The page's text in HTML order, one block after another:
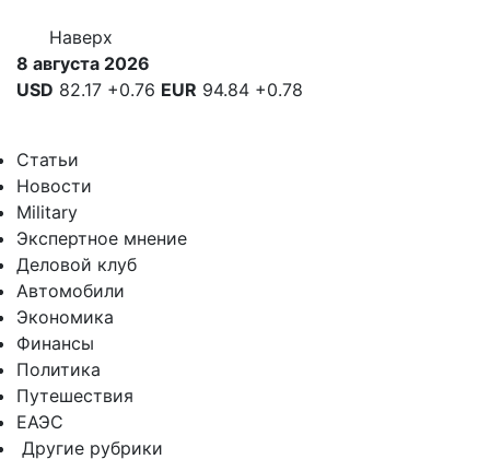
Наверх
8 августа 2026
USD 82.17 +0.76 EUR 94.84 +0.78
Статьи
Новости
Military
Экспертное мнение
Деловой клуб
Автомобили
Экономика
Финансы
Политика
Путешествия
ЕАЭС
Другие рубрики